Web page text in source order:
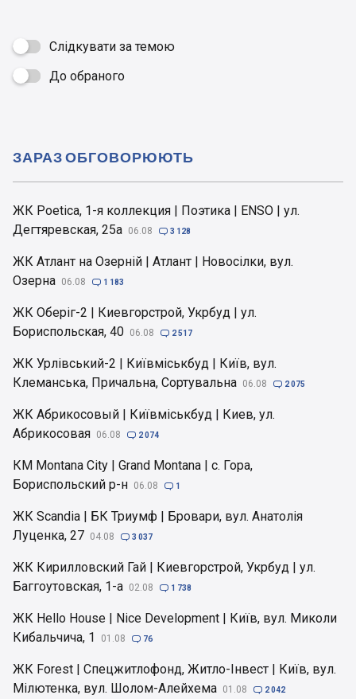
Слідкувати за темою
 До обраного
ЖК Poetica, 1-я коллекция | Поэтика | ENSO | ул.
Дегтяревская, 25а 06.08  3 128
ЖК Атлант на Озерній | Атлант | Новосілки, вул.
Озерна 06.08  1 183
ЖК Оберіг-2 | Киевгорстрой, Укрбуд | ул.
Бориспольская, 40 06.08  2 517
ЖК Урлівський-2 | Київміськбуд | Київ, вул.
Клеманська, Причальна, Сортувальна 06.08  2 075
ЖК Абрикосовый | Київміськбуд | Киев, ул.
Абрикосовая 06.08  2 074
КМ Montana City | Grand Montana | с. Гора,
Бориспольский р-н 06.08  1
ЖК Scandia | БК Триумф | Бровари, вул. Анатолія
Луценка, 27 04.08  3 037
ЖК Кирилловский Гай | Киевгорстрой, Укрбуд | ул.
Баггоутовская, 1-а 02.08  1 738
ЖК Hello House | Nice Development | Київ, вул. Миколи
Кибальчича, 1
01.08  76
ЖК Forest | Спецжитлофонд, Житло-Інвест | Київ, вул.
Мілютенка, вул. Шолом-Алейхема 01.08  2 042
ЗАРАЗ ОБГОВОРЮЮТЬ